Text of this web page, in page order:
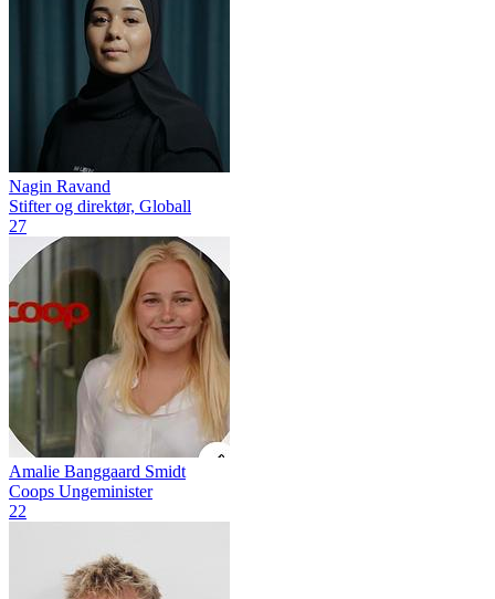
Nagin Ravand
Stifter og direktør, Globall
27
Amalie Banggaard Smidt
Coops Ungeminister
22